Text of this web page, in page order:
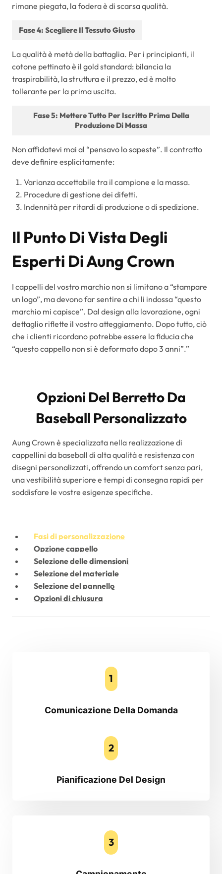
rimane piegata, la fodera è di scarsa qualità.
Fase 4: Scegliere Il Tessuto Giusto
La qualità è metà della battaglia. Per i principianti, il
cotone pettinato è il gold standard: bilancia la
traspirabilità, la struttura e il prezzo, ed è molto
tollerante per la prima uscita.
Fase 5: Mettere Tutto Per Iscritto Prima Della
Produzione Di Massa
Non affidatevi mai al “pensavo lo sapeste”. Il contratto
deve definire esplicitamente:
Varianza accettabile tra il campione e la massa.
Procedure di gestione dei difetti.
Indennità per ritardi di produzione o di spedizione.
Il Punto Di Vista Degli
Esperti Di Aung Crown
I cappelli del vostro marchio non si limitano a “stampare
un logo”, ma devono far sentire a chi li indossa “questo
marchio mi capisce”. Dal design alla lavorazione, ogni
dettaglio riflette il vostro atteggiamento. Dopo tutto, ciò
che i clienti ricordano potrebbe essere la fiducia che
“questo cappello non si è deformato dopo 3 anni”.”
Opzioni Del Berretto Da
Baseball Personalizzato
Aung Crown è specializzata nella realizzazione di
cappellini da baseball di alta qualità e resistenza con
disegni personalizzati, offrendo un comfort senza pari,
una vestibilità superiore e tempi di consegna rapidi per
soddisfare le vostre esigenze specifiche.
Fasi di personalizzazione
Opzione cappello
Selezione delle dimensioni
Selezione del materiale
Selezione del pannello
Opzioni di chiusura
1
Comunicazione Della Domanda
2
Pianificazione Del Design
3